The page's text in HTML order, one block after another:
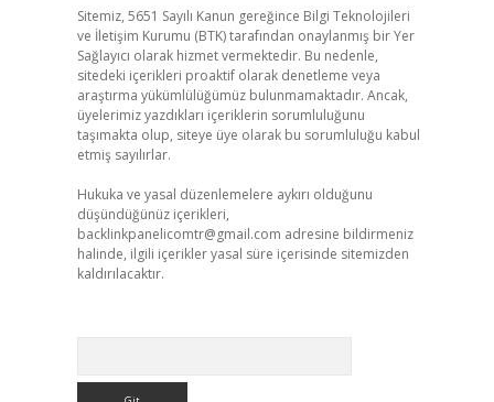
Sitemiz, 5651 Sayılı Kanun gereğince Bilgi Teknolojileri
ve İletişim Kurumu (BTK) tarafından onaylanmış bir Yer
Sağlayıcı olarak hizmet vermektedir. Bu nedenle,
sitedeki içerikleri proaktif olarak denetleme veya
araştırma yükümlülüğümüz bulunmamaktadır. Ancak,
üyelerimiz yazdıkları içeriklerin sorumluluğunu
taşımakta olup, siteye üye olarak bu sorumluluğu kabul
etmiş sayılırlar.
Hukuka ve yasal düzenlemelere aykırı olduğunu
düşündüğünüz içerikleri,
backlinkpanelicomtr@gmail.com adresine bildirmeniz
halinde, ilgili içerikler yasal süre içerisinde sitemizden
kaldırılacaktır.